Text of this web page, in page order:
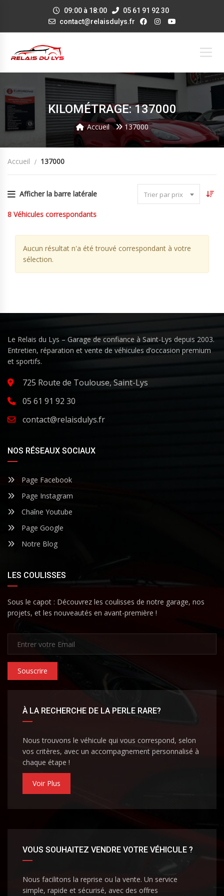
09:00 à 18:00
05 61 91 92 30
contact@relaisdulys.fr
KILOMÉTRAGE: 137000
Accueil 137000
Accueil 137000
Afficher la barre latérale Trier par prix
8 Véhicules correspondants
Aucun résultat n'a été trouvé correspondant à votre
sélection.
Le Relais du Lys – Garage de confiance à Saint-Lys depuis 2003.
Entretien, réparation et vente de véhicules d’occasion premium
et sportifs.
725 Route de Toulouse, Saint-Lys
05 61 91 92 30
contact@relaisdulys.fr
NOS RÉSEAUX SOCIAUX
Page Facebook
Page Instagram
Chaîne Youtube
Page Google
Notre Blog
LES COULISSES
Sous le capot : Découvrez les coulisses de notre garage, nos
projets, et les nouveautés en avant-première !
Souscrire
À LA RECHERCHE DE LA PERLE RARE?
Nous trouvons le véhicule qui vous correspond, selon
vos critères, avec un accompagnement personnalisé à
chaque étape !
Voir Plus
VOUS SOUHAITEZ VENDRE VOTRE VÉHICULE ?
Nous facilitons la reprise ou la vente. Un service
simple, rapide et sécurisé, avec des offres